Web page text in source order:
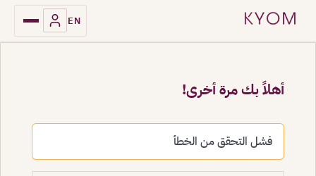
EN
أهلاً بك مرة أخرى!
فشل التحقق من الخطأ